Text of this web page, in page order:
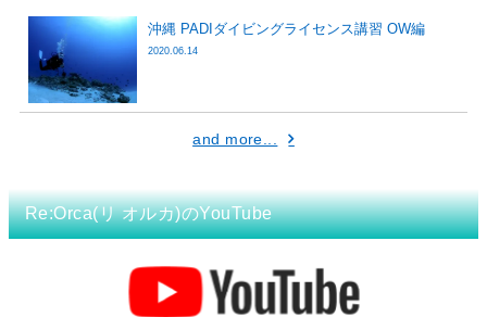
沖縄 PADIダイビングライセンス講習 OW編
2020.06.14
and more...
Re:Orca(リ オルカ)のYouTube